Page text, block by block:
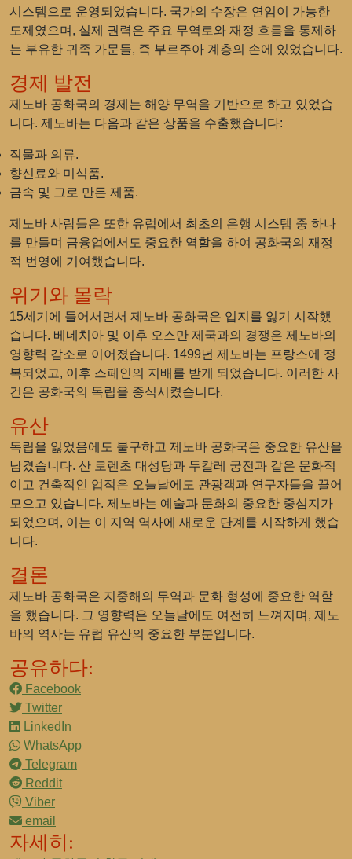
시스템으로 운영되었습니다. 국가의 수장은 연임이 가능한
도제였으며, 실제 권력은 주요 무역로와 재정 흐름을 통제하
는 부유한 귀족 가문들, 즉 부르주아 계층의 손에 있었습니다.
경제 발전
제노바 공화국의 경제는 해양 무역을 기반으로 하고 있었습
니다. 제노바는 다음과 같은 상품을 수출했습니다:
직물과 의류.
향신료와 미식품.
금속 및 그로 만든 제품.
제노바 사람들은 또한 유럽에서 최초의 은행 시스템 중 하나
를 만들며 금융업에서도 중요한 역할을 하여 공화국의 재정
적 번영에 기여했습니다.
위기와 몰락
15세기에 들어서면서 제노바 공화국은 입지를 잃기 시작했
습니다. 베네치아 및 이후 오스만 제국과의 경쟁은 제노바의
영향력 감소로 이어졌습니다. 1499년 제노바는 프랑스에 정
복되었고, 이후 스페인의 지배를 받게 되었습니다. 이러한 사
건은 공화국의 독립을 종식시켰습니다.
유산
독립을 잃었음에도 불구하고 제노바 공화국은 중요한 유산을
남겼습니다. 산 로렌초 대성당과 두칼레 궁전과 같은 문화적
이고 건축적인 업적은 오늘날에도 관광객과 연구자들을 끌어
모으고 있습니다. 제노바는 예술과 문화의 중요한 중심지가
되었으며, 이는 이 지역 역사에 새로운 단계를 시작하게 했습
니다.
결론
제노바 공화국은 지중해의 무역과 문화 형성에 중요한 역할
을 했습니다. 그 영향력은 오늘날에도 여전히 느껴지며, 제노
바의 역사는 유럽 유산의 중요한 부분입니다.
공유하다:
Facebook
Twitter
LinkedIn
WhatsApp
Telegram
Reddit
Viber
email
자세히: